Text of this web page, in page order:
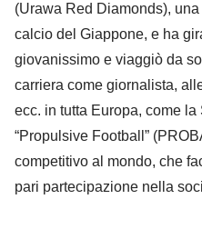
(Urawa Red Diamonds),
calcio del Giappone, e ha
giovanissimo e viaggiò da
carriera come giornalista,
ecc. in tutta Europa, come la
“Propulsive Football”
competitivo al mondo, che
pari partecipazione nella